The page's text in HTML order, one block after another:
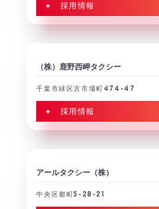
+ 採用情報
（株）鹿野西岬タクシー
千葉市緑区古市場町474-47
+ 採用情報
アールタクシー（株）
中央区都町5-28-21